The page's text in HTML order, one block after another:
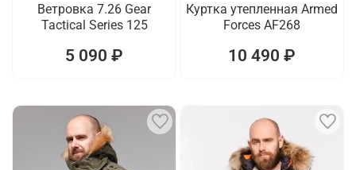
Ветровка 7.26 Gear
Tactical Series 125
5 090 ₽
Куртка утепленная Armed
Forces AF268
10 490 ₽